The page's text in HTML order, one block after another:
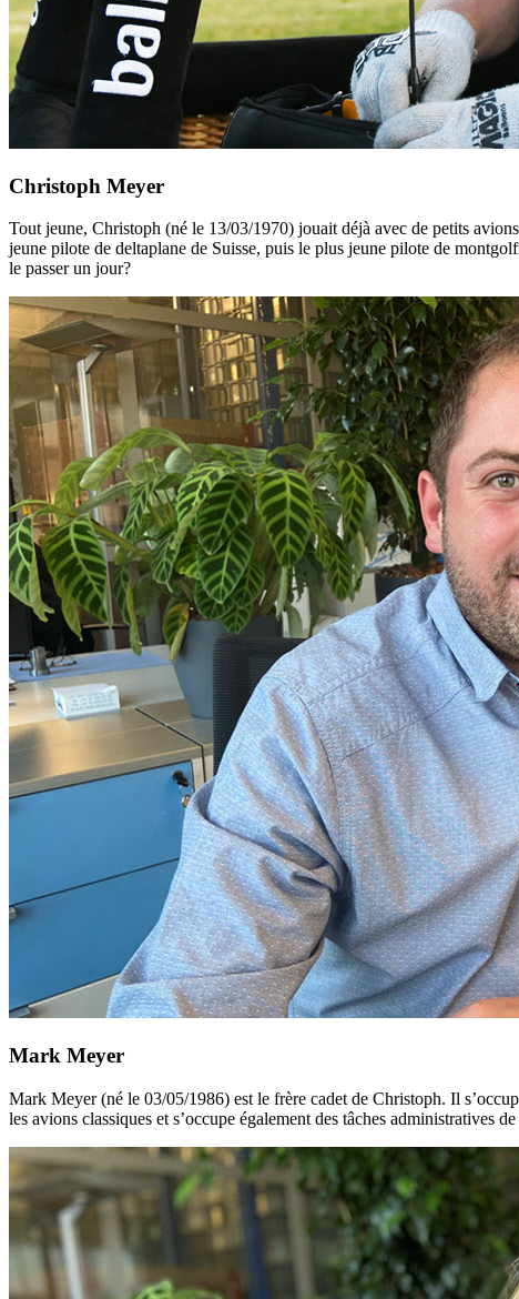
Christoph Meyer
Tout jeune, Christoph (né le 13/03/1970) jouait déjà avec de petits
jeune pilote de deltaplane de Suisse, puis le plus jeune pilote de
le passer un jour?
Mark Meyer
Mark Meyer (né le 03/05/1986) est le frère cadet de Christoph. Il
les avions classiques et s’occupe également des tâches administratives